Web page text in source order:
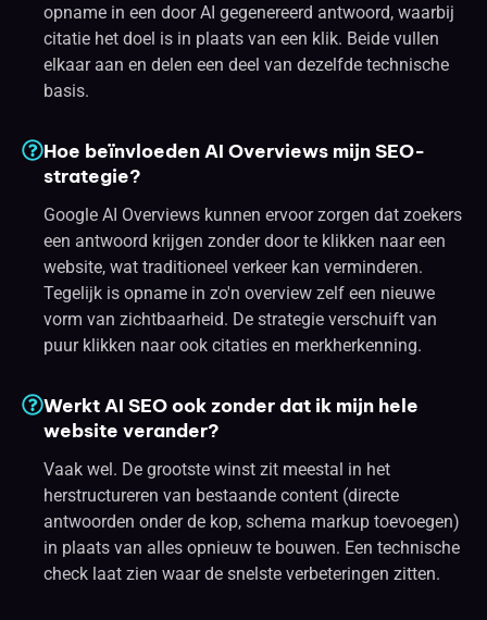
opname in een door AI gegenereerd antwoord, waarbij
citatie het doel is in plaats van een klik. Beide vullen
elkaar aan en delen een deel van dezelfde technische
basis.
Hoe beïnvloeden AI Overviews mijn SEO-
strategie?
Google AI Overviews kunnen ervoor zorgen dat zoekers
een antwoord krijgen zonder door te klikken naar een
website, wat traditioneel verkeer kan verminderen.
Tegelijk is opname in zo'n overview zelf een nieuwe
vorm van zichtbaarheid. De strategie verschuift van
puur klikken naar ook citaties en merkherkenning.
Werkt AI SEO ook zonder dat ik mijn hele
website verander?
Vaak wel. De grootste winst zit meestal in het
herstructureren van bestaande content (directe
antwoorden onder de kop, schema markup toevoegen)
in plaats van alles opnieuw te bouwen. Een technische
check laat zien waar de snelste verbeteringen zitten.